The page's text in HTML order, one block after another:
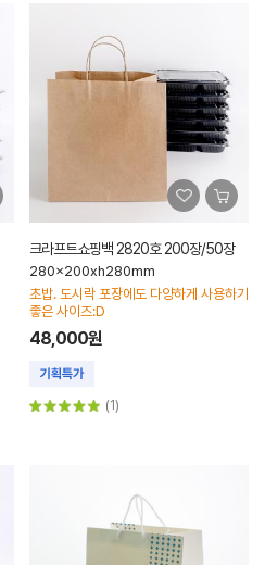
크라프트쇼핑백 2820호 200장/50장
280x200xh280mm
초밥. 도시락 포장에도 다양하게 사용하기
좋은 사이즈:D
48,000원
(1)